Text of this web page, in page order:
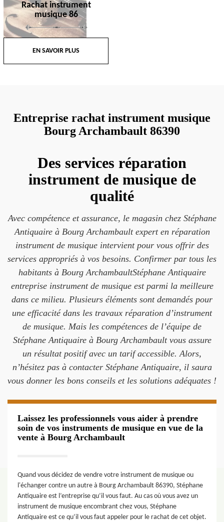
Rachat instrument
musique 86
EN SAVOIR PLUS
Entreprise rachat instrument musique
Bourg Archambault 86390
Des services réparation
instrument de musique de
qualité
Avec compétence et assurance, le magasin chez Stéphane
Antiquaire à Bourg Archambault expert en réparation
instrument de musique intervient pour vous offrir des
services appropriés à vos besoins. Confirmer par tous les
habitants à Bourg ArchambaultStéphane Antiquaire
entreprise instrument de musique est parmi la meilleure
dans ce milieu. Plusieurs éléments sont demandés pour
une efficacité dans les travaux réparation d’instrument
de musique. Mais les compétences de l’équipe de
Stéphane Antiquaire à Bourg Archambault vous assure
un résultat positif avec un tarif accessible. Alors,
n’hésitez pas à contacter Stéphane Antiquaire, il saura
vous donner les bons conseils et les solutions adéquates !
Laissez les professionnels vous aider à prendre
soin de vos instruments de musique en vue de la
vente à Bourg Archambault
Quand vous décidez de vendre votre instrument de musique ou
l'échanger contre un autre à Bourg Archambault 86390, Stéphane
Antiquaire est l’entreprise qu’il vous faut. Au cas où vous avez un
instrument de musique encombrant chez vous, Stéphane
Antiquaire est ce qu’il vous faut appeler pour le rachat de cet objet.